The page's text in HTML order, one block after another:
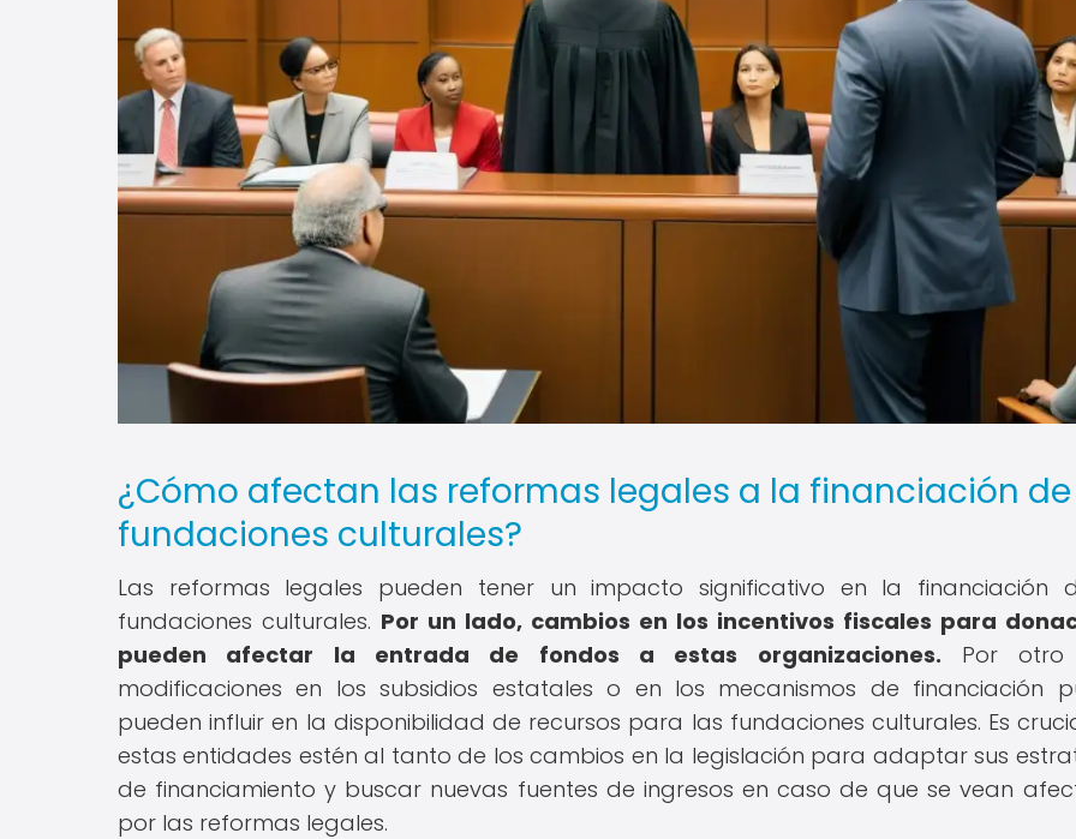
¿Cómo afectan las reformas legales a la financiación
fundaciones culturales?
Las reformas legales pueden tener un impacto significativo en la financiación
fundaciones culturales. Por un lado, cambios en los incentivos fiscales para
pueden afectar la entrada de fondos a estas organizaciones. Por otro
modificaciones en los subsidios estatales o en los mecanismos de financiación
pueden influir en la disponibilidad de recursos para las fundaciones culturales. Es
estas entidades estén al tanto de los cambios en la legislación para adaptar sus
de financiamiento y buscar nuevas fuentes de ingresos en caso de que se vean
por las reformas legales.